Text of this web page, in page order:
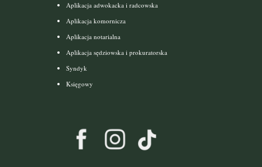
Aplikacja adwokacka i radcowska
Aplikacja komornicza
Aplikacja notarialna
Aplikacja sędziowska i prokuratorska
Syndyk
Księgowy